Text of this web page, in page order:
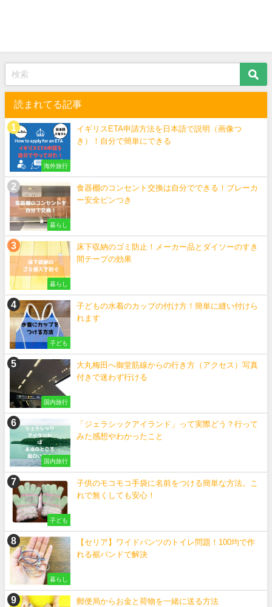
読まれてる記事
海外旅行
イギリスETA申請方法を日本語で説明（画像つ
き）！自分で簡単にできる
暮らし
食器棚のコンセント交換は自分でできる！ブレーカ
ー安全ピンつき
暮らし
床下収納のゴミ防止！メーカー品とダイソーのすき
間テープの効果
子ども
子どもの水着のカップの付け方！簡単に縫い付けら
れます
国内旅行
大丸梅田へ御堂筋線からの行き方（アクセス）写真
付きで迷わず行ける
国内旅行
「ジェラシックアイランド」って実際どう？行って
みた感想やわかったこと
子ども
子供のモコモコ手袋に名前をつける簡単な方法。こ
れで無くしても安心！
暮らし
【セリア】ワイドパンツのトイレ問題！100均で作
れる裾バンドで解決
郵便局からお金と荷物を一緒に送る方法